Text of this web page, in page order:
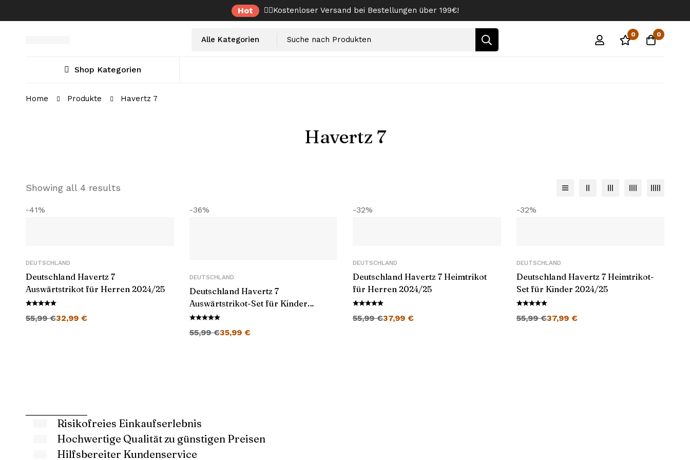
Hot ✌🏼Kostenloser Versand bei Bestellungen über 199€!
Select
Suche
0 0
Shop Kategorien
Home Produkte Havertz 7
Havertz 7
Showing all 4 results
-41%
DEUTSCHLAND
Deutschland Havertz 7
Auswärtstrikot für Herren 2024/25
55,99€32,99 €
-36%
DEUTSCHLAND
Deutschland Havertz 7
Auswärtstrikot-Set für Kinder
2024/25
55,99€35,99 €
-32%
DEUTSCHLAND
Deutschland Havertz 7 Heimtrikot
für Herren 2024/25
55,99€37,99 €
-32%
DEUTSCHLAND
Deutschland Havertz 7 Heimtrikot-
Set für Kinder 2024/25
55,99€37,99 €
Risikofreies Einkaufserlebnis
Hochwertige Qualität zu günstigen Preisen
Hilfsbereiter Kundenservice